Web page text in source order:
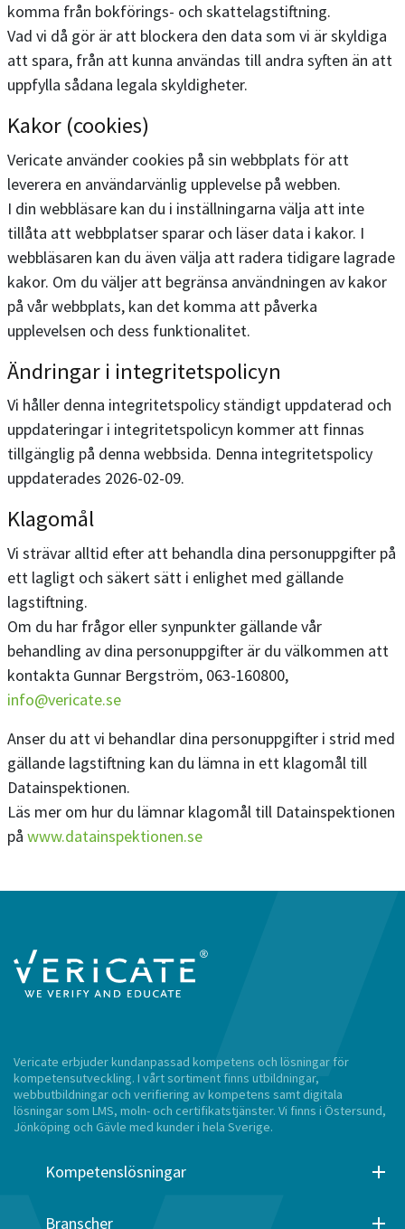
komma från bokförings- och skattelagstiftning.
Vad vi då gör är att blockera den data som vi är skyldiga
att spara, från att kunna användas till andra syften än att
uppfylla sådana legala skyldigheter.
Kakor (cookies)
Vericate använder cookies på sin webbplats för att
leverera en användarvänlig upplevelse på webben.
I din webbläsare kan du i inställningarna välja att inte
tillåta att webbplatser sparar och läser data i kakor. I
webbläsaren kan du även välja att radera tidigare lagrade
kakor. Om du väljer att begränsa användningen av kakor
på vår webbplats, kan det komma att påverka
upplevelsen och dess funktionalitet.
Ändringar i integritetspolicyn
Vi håller denna integritetspolicy ständigt uppdaterad och
uppdateringar i integritetspolicyn kommer att finnas
tillgänglig på denna webbsida. Denna integritetspolicy
uppdaterades 2026-02-09.
Klagomål
Vi strävar alltid efter att behandla dina personuppgifter på
ett lagligt och säkert sätt i enlighet med gällande
lagstiftning.
Om du har frågor eller synpunkter gällande vår
behandling av dina personuppgifter är du välkommen att
kontakta Gunnar Bergström, 063-160800,
info@vericate.se
Anser du att vi behandlar dina personuppgifter i strid med
gällande lagstiftning kan du lämna in ett klagomål till
Datainspektionen.
Läs mer om hur du lämnar klagomål till Datainspektionen
på www.datainspektionen.se
Vericate erbjuder kundanpassad kompetens och lösningar för
kompetensutveckling. I vårt sortiment finns utbildningar,
webbutbildningar och verifiering av kompetens samt digitala
lösningar som LMS, moln- och certifikatstjänster. Vi finns i Östersund,
Jönköping och Gävle med kunder i hela Sverige.
Kompetenslösningar
Branscher